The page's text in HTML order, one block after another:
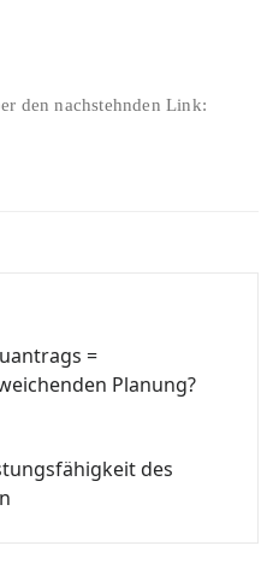
den nachstehnden Link:
=
Planung?
des